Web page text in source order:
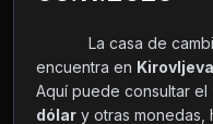
La casa de
encuentra en
Aquí puede consultar el
dólar y otras monedas,